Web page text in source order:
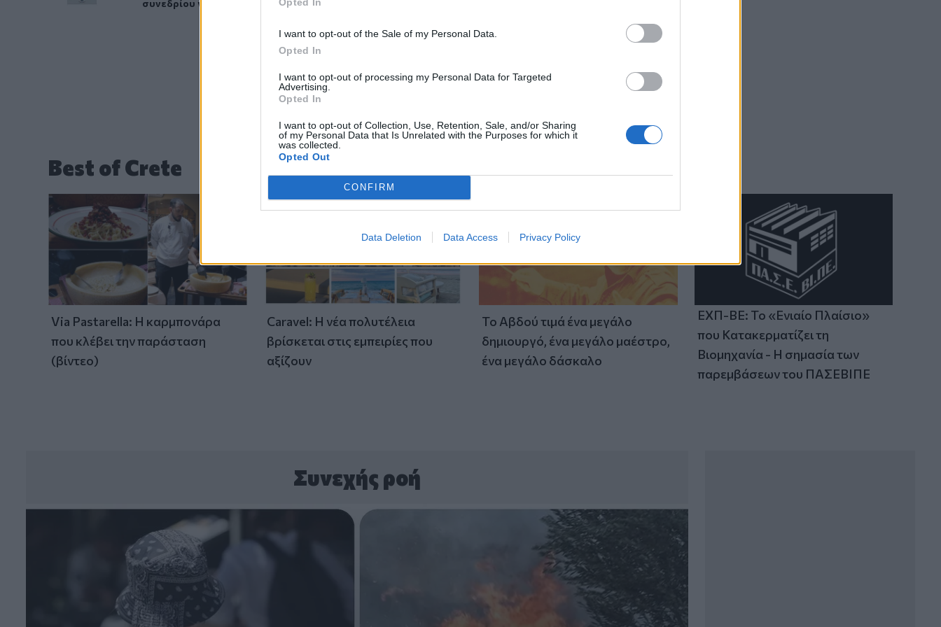
I want to opt-out of the Sale of my Personal Data.
Opted In
I want to opt-out of processing my Personal Data for Targeted
Advertising.
Opted In
I want to opt-out of Collection, Use, Retention, Sale, and/or Sharing
of my Personal Data that Is Unrelated with the Purposes for which it
was collected.
Opted Out
CONFIRM
Data Deletion Data Access Privacy Policy
Φεύγουμε για διακοπές; Τα 7 πράγματα
που πρέπει να κάνουμε στο σπίτι πριν
κλείσουμε την πόρτα
Μαγειρεμένο ρύζι: Πόσο διατηρείται
στο ψυγείο και τα συχνά λάθη που
πρέπει να προσέξουμε
Οι ειδικοί εξηγούν: Το κλιματιστικό
ρυθμίζει τη θερμοκρασία, ο
συνεδρίου για τη Ρένα Κυριακού
Best of Crete
Via Pastarella: Η καρμπονάρα
που κλέβει την παράσταση
(βίντεο)
Caravel: Η νέα πολυτέλεια
βρίσκεται στις εμπειρίες που
αξίζουν
Το Αβδού τιμά ένα μεγάλο
δημιουργό, ένα μεγάλο μαέστρο,
ένα μεγάλο δάσκαλο
ΕΧΠ-ΒΕ: Το «Ενιαίο Πλαίσιο»
που Κατακερματίζει τη
Βιομηχανία - Η σημασία των
παρεμβάσεων του ΠΑΣΕΒΙΠΕ
Συνεχής ροή